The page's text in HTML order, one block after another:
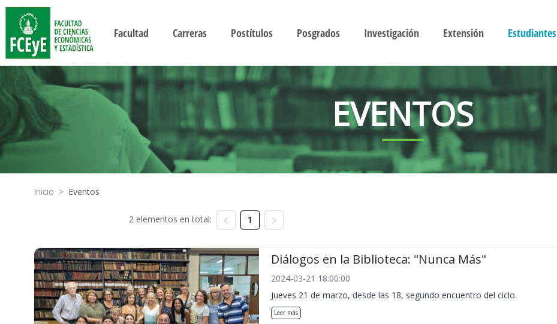
Facultad Carreras Postítulos Posgrados Investigación Extensión Estudiantes
EVENTOS
Inicio > Eventos
2 elementos en total: 1
Diálogos en la Biblioteca: "Nunca Más"
2024-03-21 18:00:00
Jueves 21 de marzo, desde las 18, segundo encuentro del ciclo.
Leer más